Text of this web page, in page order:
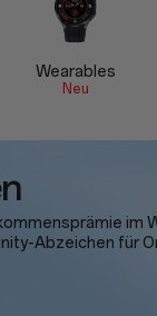
Wearables
Neu
im
Abzeichen für